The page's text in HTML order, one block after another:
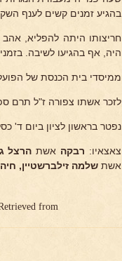
בהגיע זמנים קשים לענף
חריצותו היתה להפליא, אהב
היה, אף בהגיעו לשיבה.
ממיסדי בית הכנסת של
לזכר אשתו צפורה ז"ל תרם
נפטר בראשון לציון ביום ד' כסלו תשט"ו (29.11.1954) והובא למנוחת עולמים
צאצאיו: רבקה אשתהרצל
אשת שלמה זילברשטיין, חיה
from